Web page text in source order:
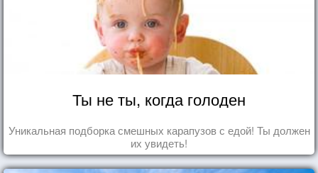
Ты не ты, когда голоден
Уникальная подборка смешных карапузов с едой! Ты должен
их увидеть!